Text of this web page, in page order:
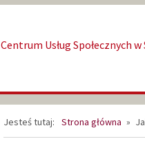
Centrum Usług Społecznych
Jesteś tutaj: Strona główna »